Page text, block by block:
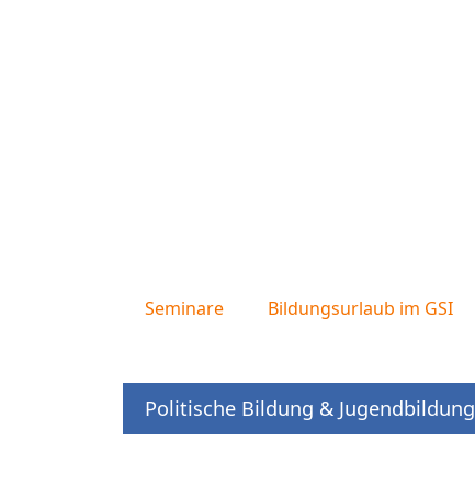
Seminare Bildungsurlaub im GSI
Politische Bildung & Jugendbildung